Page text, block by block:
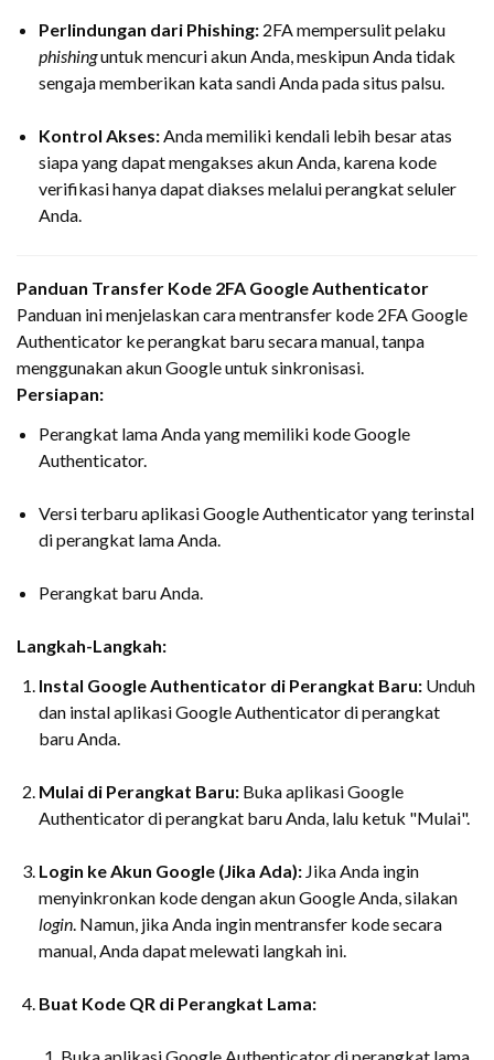
Perlindungan dari Phishing: 2FA mempersulit pelaku
phishinguntuk mencuri akun Anda, meskipun Anda tidak
sengaja memberikan kata sandi Anda pada situs palsu.
Kontrol Akses:Anda memiliki kendali lebih besar atas
siapa yang dapat mengakses akun Anda, karena kode
verifikasi hanya dapat diakses melalui perangkat seluler
Anda.
Panduan Transfer Kode 2FA Google Authenticator
Panduan ini menjelaskan cara mentransfer kode 2FA Google
Authenticator ke perangkat baru secara manual, tanpa
menggunakan akun Google untuk sinkronisasi.
Persiapan:
Perangkat lama Anda yang memiliki kode Google
Authenticator.
Versi terbaru aplikasi Google Authenticator yang terinstal
di perangkat lama Anda.
Perangkat baru Anda.
Langkah-Langkah:
Instal Google Authenticator di Perangkat Baru: Unduh
dan instal aplikasi Google Authenticator di perangkat
baru Anda.
Mulai di Perangkat Baru: Buka aplikasi Google
Authenticator di perangkat baru Anda, lalu ketuk "Mulai".
Login ke Akun Google (Jika Ada): Jika Anda ingin
menyinkronkan kode dengan akun Google Anda, silakan
login. Namun, jika Anda ingin mentransfer kode secara
manual, Anda dapat melewati langkah ini.
Buat Kode QR di Perangkat Lama: